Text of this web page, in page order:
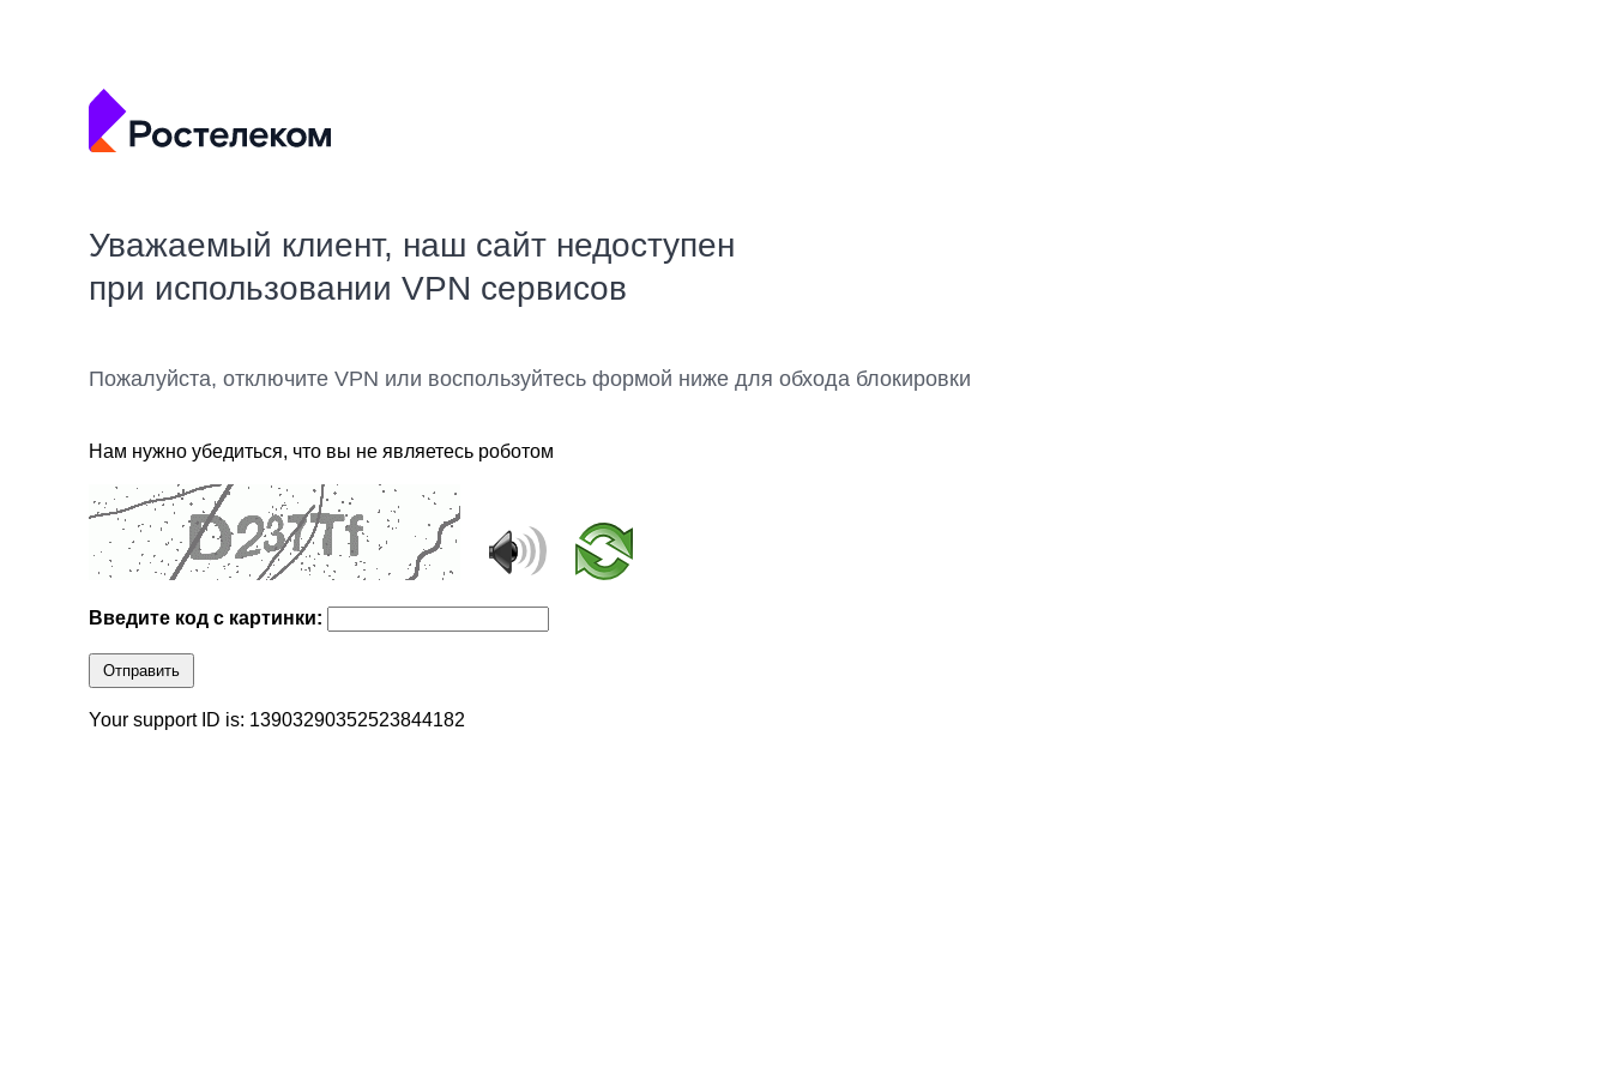
Уважаемый клиент, наш сайт недоступен
при использовании VPN сервисов
Пожалуйста, отключите VPN или воспользуйтесь формой ниже для обхода блокировки
Нам нужно убедиться, что вы не являетесь роботом
Введите код с картинки:
Отправить
Your support ID is: 13903290352523844182